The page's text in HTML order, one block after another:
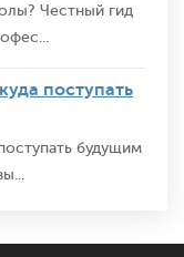
Честный гид
поступать
будущим